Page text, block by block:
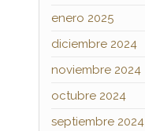
enero 2025
diciembre 2024
noviembre 2024
octubre 2024
septiembre 2024